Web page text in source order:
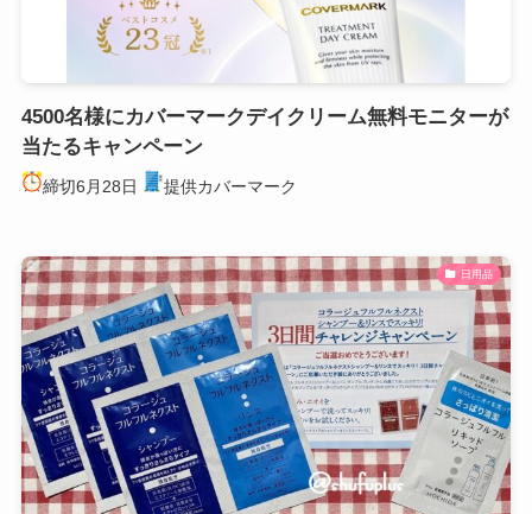
4500名様にカバーマークデイクリーム無料モニターが
当たるキャンペーン
締切6月28日 提供カバーマーク
日用品